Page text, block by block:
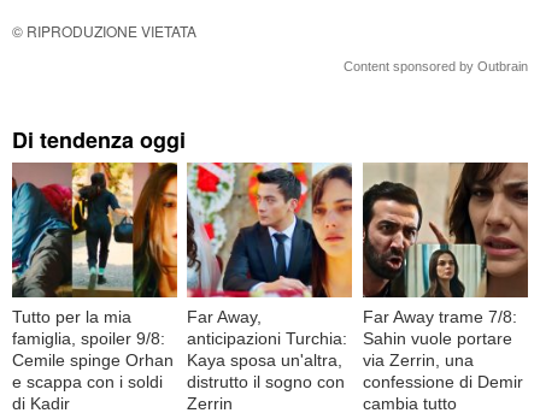
© RIPRODUZIONE VIETATA
Content sponsored by Outbrain
Di tendenza oggi
Tutto per la mia
famiglia, spoiler 9/8:
Cemile spinge Orhan
e scappa con i soldi
di Kadir
Far Away,
anticipazioni Turchia:
Kaya sposa un'altra,
distrutto il sogno con
Zerrin
Far Away trame 7/8:
Sahin vuole portare
via Zerrin, una
confessione di Demir
cambia tutto